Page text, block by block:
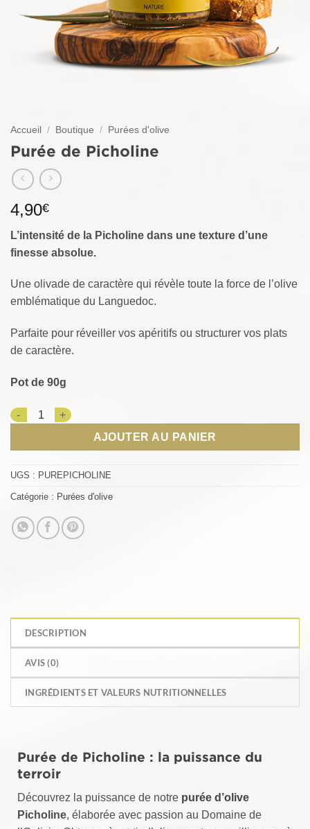
Accueil / Boutique / Purées d'olive
Purée de Picholine
4,90€
L’intensité de la Picholine dans une texture d’une
finesse absolue.
Une olivade de caractère qui révèle toute la force de l’olive
emblématique du Languedoc.
Parfaite pour réveiller vos apéritifs ou structurer vos plats
de caractère.
Pot de 90g
quantité de Purée de Picholine
AJOUTER AU PANIER
UGS : PUREPICHOLINE
Catégorie : Purées d'olive
DESCRIPTION
AVIS (0)
INGRÉDIENTS ET VALEURS NUTRITIONNELLES
Purée de Picholine : la puissance du
terroir
Découvrez la puissance de notre purée d’olive
Picholine, élaborée avec passion au Domaine de